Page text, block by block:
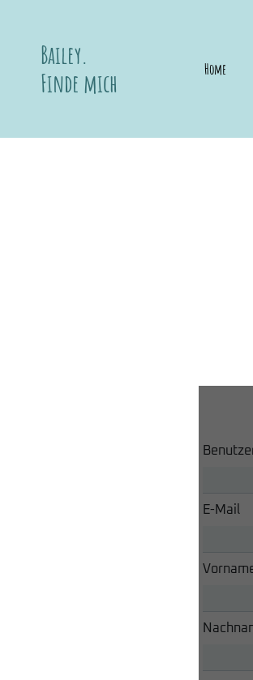
Bailey.
Finde mich
Home
E-Mail